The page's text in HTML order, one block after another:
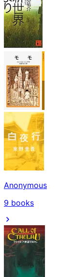
Anonymous
9 books